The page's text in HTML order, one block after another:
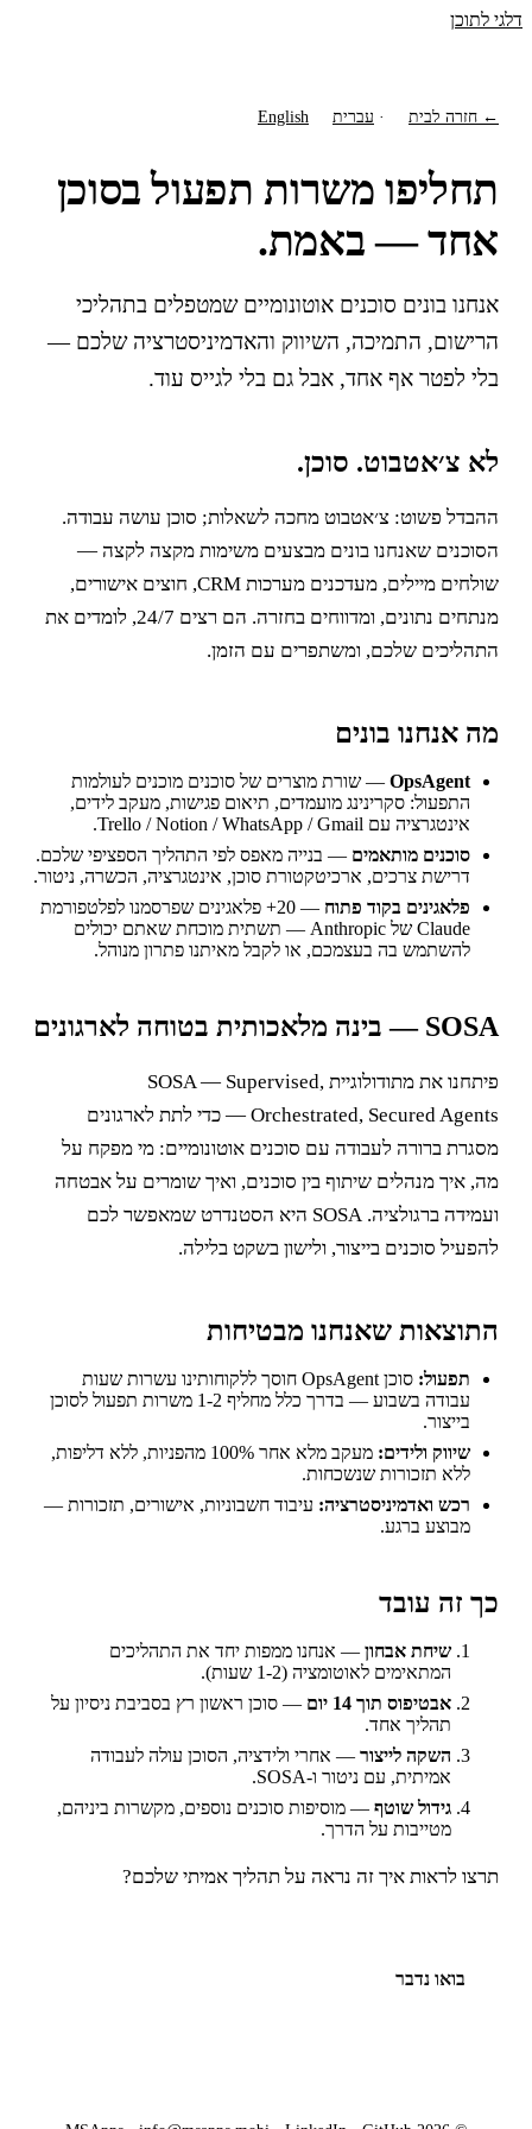
דלגי לתוכן
← חזרה לבית · עברית English
תחליפו משרות תפעול בסוכן
אחד — באמת.
אנחנו בונים סוכנים אוטונומיים שמטפלים בתהליכי
הרישום, התמיכה, השיווק והאדמיניסטרציה שלכם —
בלי לפטר אף אחד, אבל גם בלי לגייס עוד.
לא צ׳אטבוט. סוכן.
ההבדל פשוט: צ׳אטבוט מחכה לשאלות; סוכן עושה עבודה.
הסוכנים שאנחנו בונים מבצעים משימות מקצה לקצה —
שולחים מיילים, מעדכנים מערכות CRM, חוצים אישורים,
מנתחים נתונים, ומדווחים בחזרה. הם רצים 24/7, לומדים את
התהליכים שלכם, ומשתפרים עם הזמן.
מה אנחנו בונים
OpsAgent — שורת מוצרים של סוכנים מוכנים לעולמות
התפעול: סקרינינג מועמדים, תיאום פגישות, מעקב לידים,
אינטגרציה עם Trello / Notion / WhatsApp / Gmail.
סוכנים מותאמים — בנייה מאפס לפי התהליך הספציפי שלכם.
דרישת צרכים, ארכיטקטורת סוכן, אינטגרציה, הכשרה, ניטור.
פלאגינים בקוד פתוח
— 20+ פלאגינים שפרסמנו לפלטפורמת
Claude של Anthropic — תשתית מוכחת שאתם יכולים
להשתמש בה בעצמכם, או לקבל מאיתנו פתרון מנוהל.
SOSA — בינה מלאכותית בטוחה לארגונים
פיתחנו את מתודולוגיית SOSA — Supervised,
Orchestrated, Secured Agents — כדי לתת לארגונים
מסגרת ברורה לעבודה עם סוכנים אוטונומיים: מי מפקח על
מה, איך מנהלים שיתוף בין סוכנים, ואיך שומרים על אבטחה
ועמידה ברגולציה. SOSA היא הסטנדרט שמאפשר לכם
להפעיל סוכנים בייצור, ולישון בשקט בלילה.
התוצאות שאנחנו מבטיחות
תפעול:
סוכן OpsAgent חוסך ללקוחותינו עשרות שעות
עבודה בשבוע — בדרך כלל מחליף 1-2 משרות תפעול לסוכן
בייצור.
שיווק ולידים:
מעקב מלא אחר 100% מהפניות, ללא דליפות,
ללא תזכורות שנשכחות.
רכש ואדמיניסטרציה: עיבוד חשבוניות, אישורים, תזכורות —
מבוצע ברגע.
כך זה עובד
שיחת אבחון — אנחנו ממפות יחד את התהליכים
המתאימים לאוטומציה (1-2 שעות).
אבטיפוס תוך 14 יום
— סוכן ראשון רץ בסביבת ניסיון על
תהליך אחד.
השקה לייצור — אחרי ולידציה, הסוכן עולה לעבודה
אמיתית, עם ניטור ו-SOSA.
גידול שוטף — מוסיפות סוכנים נוספים, מקשרות ביניהם,
מטייבות על הדרך.
תרצו לראות איך זה נראה על תהליך אמיתי שלכם?
בואו נדבר